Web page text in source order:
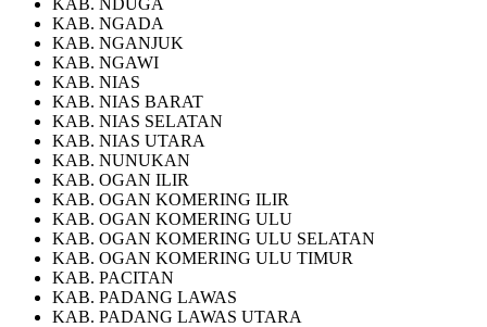
KAB. NGADA
KAB. NGANJUK
KAB. NGAWI
KAB. NIAS
KAB. NIAS BARAT
KAB. NIAS SELATAN
KAB. NIAS UTARA
KAB. NUNUKAN
KAB. OGAN ILIR
KAB. OGAN KOMERING ILIR
KAB. OGAN KOMERING ULU
KAB. OGAN KOMERING ULU SELATAN
KAB. OGAN KOMERING ULU TIMUR
KAB. PACITAN
KAB. PADANG LAWAS
KAB. PADANG LAWAS UTARA